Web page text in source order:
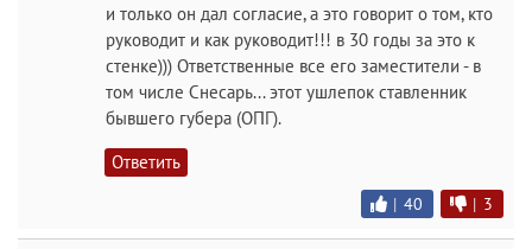
и только он дал согласие, а это говорит о том, кто
руководит и как руководит!!! в 30 годы за это к
стенке))) Ответственные все его заместители - в
том числе Снесарь... этот ушлепок ставленник
бывшего губера (ОПГ).
Ответить
| 40 | 3